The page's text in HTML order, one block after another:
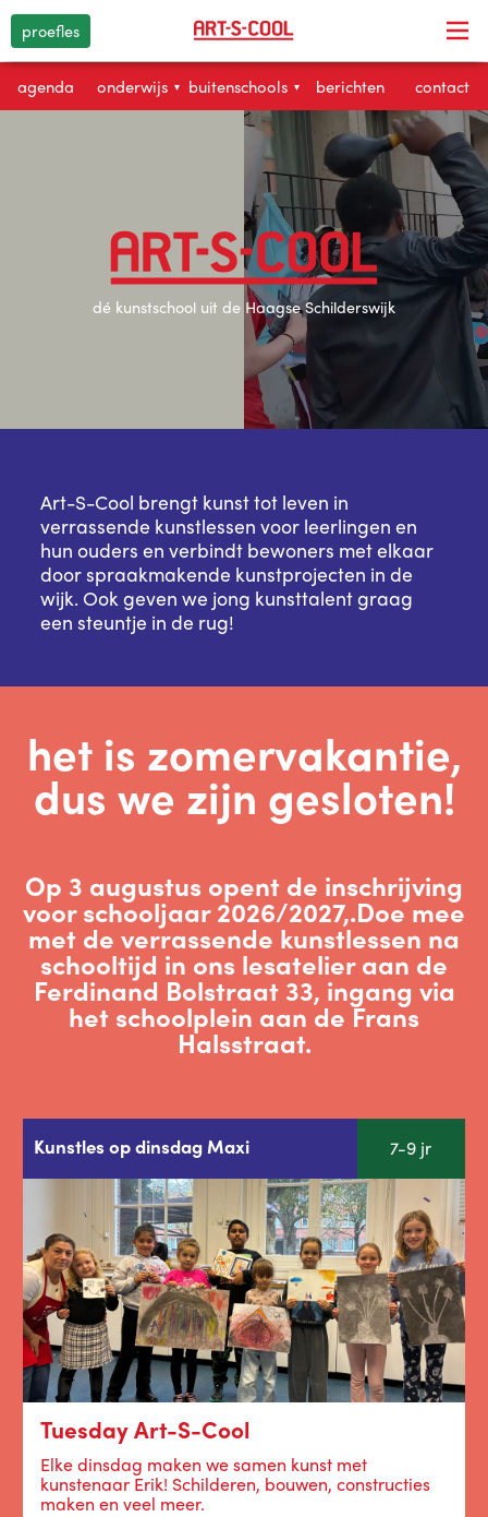
proefles
agenda onderwijs ▾ buitenschools ▾ berichten contact
dé kunstschool uit de Haagse Schilderswijk
Art-S-Cool brengt kunst tot leven in
verrassende kunstlessen voor leerlingen en
hun ouders en verbindt bewoners met elkaar
door spraakmakende kunstprojecten in de
wijk. Ook geven we jong kunsttalent graag
een steuntje in de rug!
het is zomervakantie,
dus we zijn gesloten!
Op 3 augustus opent de inschrijving
voor schooljaar 2026/2027,.Doe mee
met de verrassende kunstlessen na
schooltijd in ons lesatelier aan de
Ferdinand Bolstraat 33, ingang via
het schoolplein aan de Frans
Halsstraat.
Kunstles op dinsdag Maxi 7-9 jr
Tuesday Art-S-Cool
Elke dinsdag maken we samen kunst met
kunstenaar Erik! Schilderen, bouwen, constructies
maken en veel meer.